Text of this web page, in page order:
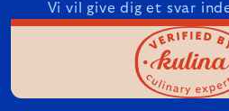
Vi vil give dig et svar